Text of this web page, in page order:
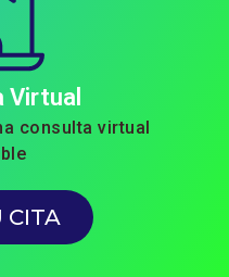
Virtual
consulta virtual
CITA